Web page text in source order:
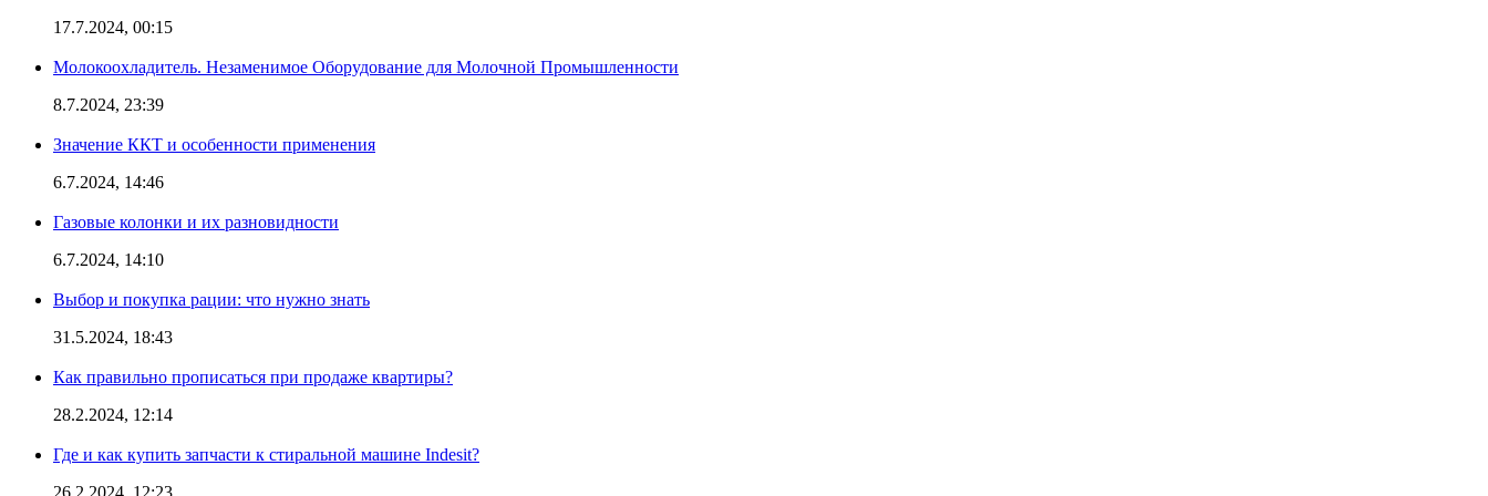
17.7.2024, 00:15
Молокоохладитель. Незаменимое Оборудование для Молочной Промышленности
8.7.2024, 23:39
Значение ККТ и особенности применения
6.7.2024, 14:46
Газовые колонки и их разновидности
6.7.2024, 14:10
Выбор и покупка рации: что нужно знать
31.5.2024, 18:43
Как правильно прописаться при продаже квартиры?
28.2.2024, 12:14
Где и как купить запчасти к стиральной машине Indesit?
26.2.2024, 12:23